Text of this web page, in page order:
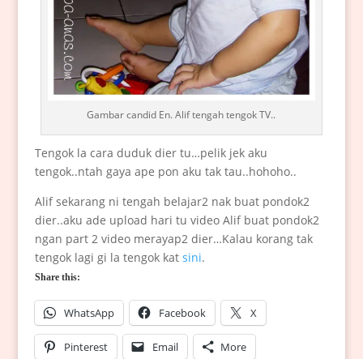
Gambar candid En. Alif tengah tengok TV..
Tengok la cara duduk dier tu…pelik jek aku
tengok..ntah gaya ape pon aku tak tau..hohoho..
Alif sekarang ni tengah belajar2 nak buat pondok2
dier..aku ade upload hari tu video Alif buat pondok2
ngan part 2 video merayap2 dier…Kalau korang tak
tengok lagi gi la tengok kat sini.
Share this:
WhatsApp Facebook X
Pinterest Email More